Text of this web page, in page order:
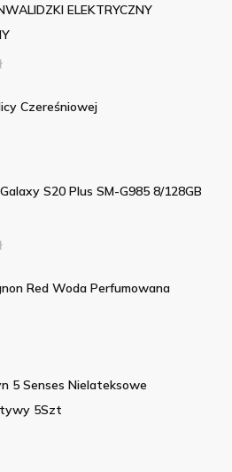
ELEKTRYCZNY
Czereśniowej
S20 Plus SM-G985 8/128GB
Red Woda Perfumowana
5 Senses Nielateksowe
5Szt